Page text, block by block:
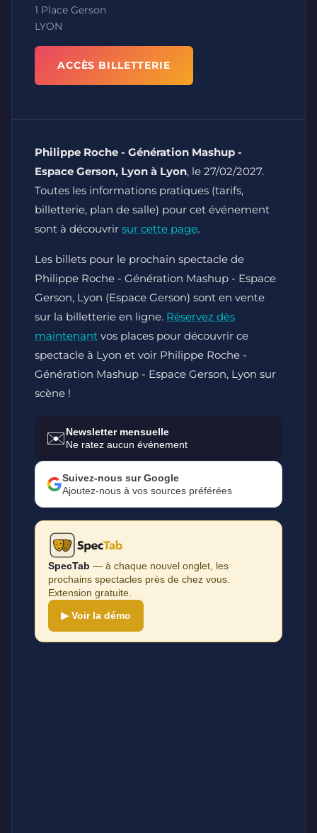
1 Place Gerson
LYON
ACCÈS BILLETTERIE
Philippe Roche - Génération Mashup -
Espace Gerson, Lyon à Lyon, le 27/02/2027.
Toutes les informations pratiques (tarifs,
billetterie, plan de salle) pour cet événement
sont à découvrir sur cette page.
Les billets pour le prochain spectacle de
Philippe Roche - Génération Mashup - Espace
Gerson, Lyon (Espace Gerson) sont en vente
sur la billetterie en ligne. Réservez dès
maintenant vos places pour découvrir ce
spectacle à Lyon et voir Philippe Roche -
Génération Mashup - Espace Gerson, Lyon sur
scène !
✉️Newsletter mensuelle
Ne ratez aucun événement
Suivez-nous sur Google
Ajoutez-nous à vos sources préférées
SpecTab — à chaque nouvel onglet, les
prochains spectacles près de chez vous.
Extension gratuite.
▶ Voir la démo